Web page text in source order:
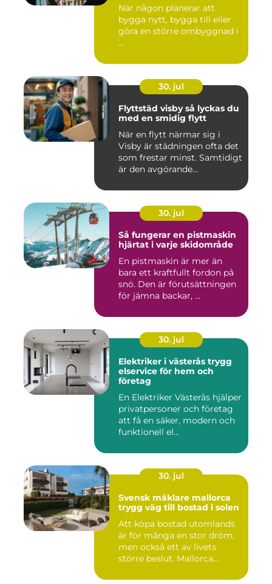
När någon planerar att
bygga nytt, bygga till eller
göra en större ombyggnad i
...
30. jul
Flyttstäd visby så lyckas du
med en smidig flytt
När en flytt närmar sig i
Visby är städningen ofta det
som frestar minst. Samtidigt
är den avgörande...
30. jul
Så fungerar en pistmaskin
hjärtat i varje skidområde
En pistmaskin är mer än
bara ett kraftfullt fordon på
snö. Den är förutsättningen
för jämna backar, ...
30. jul
Elektriker i västerås trygg
elservice för hem och
företag
En Elektriker Västerås hjälper
privatpersoner och företag
att få en säker, modern och
funktionell el...
30. jul
Svensk mäklare mallorca
trygg väg till bostad i solen
Att köpa bostad utomlands
är för många en stor dröm,
men också ett av livets
större beslut. Mallorca...